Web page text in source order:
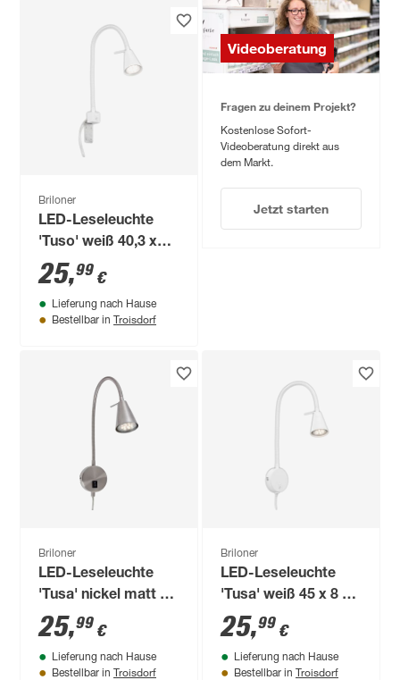
Briloner
LED-Leseleuchte
'Tuso' weiß 40,3 x
21,7 cm
25,99 €
Lieferung nach Hause
Bestellbar in Troisdorf
Videoberatung
Fragen zu deinem Projekt?
Kostenlose Sofort-
Videoberatung direkt aus
dem Markt.
Jetzt starten
Briloner
LED-Leseleuchte
'Tusa' nickel matt 45
x 8 x 20,5 cm 400 lm
25,99 €
Lieferung nach Hause
Bestellbar in Troisdorf
Briloner
LED-Leseleuchte
'Tusa' weiß 45 x 8 x
20,5 cm 400 lm
25,99 €
Lieferung nach Hause
Bestellbar in Troisdorf